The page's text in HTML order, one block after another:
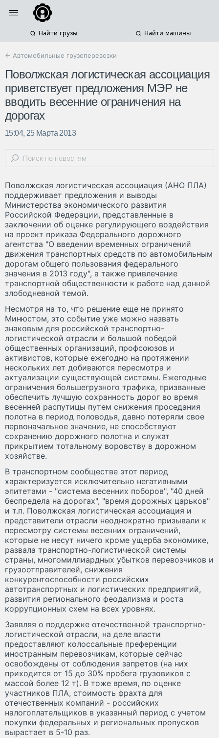
Найти грузы Найти машины
← Автомобильные грузоперевозки
Поволжская логистическая ассоциация
приветствует предложения МЭР не
вводить весенние ограничения на
дорогах
15:04, 25 Марта 2013
Поволжская логистическая ассоциация (АНО ПЛА)
поддерживает предложения и выводы
Министерства экономического развития
Российской Федерации, представленные в
заключении об оценке регулирующего воздействия
на проект приказа Федерального дорожного
агентства "О введении временных ограничений
движения транспортных средств по автомобильным
дорогам общего пользования федерального
значения в 2013 году", а также привлечение
транспортной общественности к работе над данной
злободневной темой.
Несмотря на то, что решение еще не принято
Минюстом, это событие уже можно назвать
знаковым для российской транспортно-
логистической отрасли и большой победой
общественных организаций, профсоюзов и
активистов, которые ежегодно на протяжении
нескольких лет добиваются пересмотра и
актуализации существующей системы. Ежегодные
ограничения большегрузного трафика, призванные
обеспечить лучшую сохранность дорог во время
весенней распутицы путем снижения проседания
полотна в период половодья, давно потеряли свое
первоначальное значение, не способствуют
сохранению дорожного полотна и служат
прикрытием тотальному воровству в дорожном
хозяйстве.
В транспортном сообществе этот период
характеризуется исключительно негативными
эпитетами - "система весенних поборов", "40 дней
беспредела на дорогах", "время дорожных царьков"
и т.п. Поволжская логистическая ассоциация и
представители отрасли неоднократно призывали к
пересмотру системы весенних ограничений,
которые не несут ничего кроме ущерба экономике,
развала транспортно-логистической системы
страны, многомиллиардных убытков перевозчиков и
грузоотправителей, снижения
конкурентоспособности российских
автотранспортных и логистических предприятий,
развития регионального феодализма и роста
коррупционных схем на всех уровнях.
Заявляя о поддержке отечественной транспортно-
логистической отрасли, на деле власти
предоставляют колоссальные преференции
иностранным перевозчикам, которые сейчас
освобождены от соблюдения запретов (на них
приходится от 15 до 30% пробега грузовиков с
массой более 12 т). В тоже время, по оценке
участников ПЛА, стоимость фрахта для
отечественных компаний - российских
налогоплательщиков в указанный период с учетом
покупки федеральных и региональных пропусков
вырастает в 5-10 раз.